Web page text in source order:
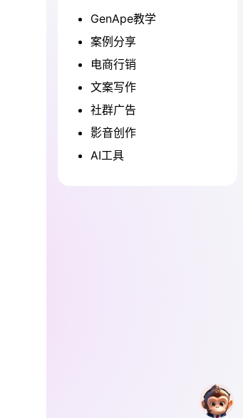
GenApe教学
案例分享
电商行销
文案写作
社群广告
影音创作
AI工具